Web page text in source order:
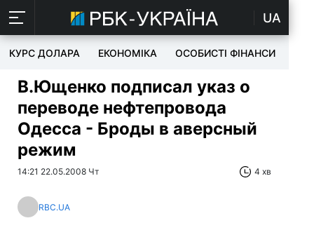
UA
КУРС ДОЛАРА ЕКОНОМІКА ОСОБИСТІ ФІНАНСИ
В.Ющенко подписал указ о
переводе нефтепровода
Одесса - Броды в аверсный
режим
14:21 22.05.2008 Чт 4 хв
RBC.UA